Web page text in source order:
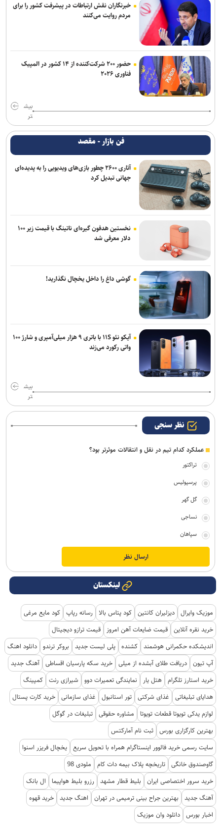
خبرنگاران نقش ارتباطات در پیشرفت کشور را برای
مردم روایت می‌کنند
حضور ۲۰۰ شرکت‌کننده از ۱۴ کشور در المپیک
فناوری ۲۰۲۶
بیش
تر
فن بازار - مقصد
آتاری ۲۶۰۰ چطور بازی‌های ویدیویی را به پدیده‌ای
جهانی تبدیل کرد
نخستین هدفون گیره‌ای ناتینگ با قیمت زیر ۱۰۰
دلار معرفی شد
گوشی داغ را داخل یخچال نگذارید!
آیکو نئو ۱۱S با باتری ۹ هزار میلی‌آمپری و شارژ ۱۰۰
واتی رکورد می‌زند
بیش
تر
نظر سنجی
عملکرد کدام تیم در نقل و انتقالات موثرتر بود؟
تراکتور
پرسپولیس
گل گهر
نساجی
سپاهان
لینکستان
موزیک وایرال دیزلیران کانتین کود پتاس بالا رسانه رپاپ کود مایع مرغی
خرید نقره آنلاین قیمت ضایعات آهن امروز
قیمت ترازو دیجیتال
اندیشکده حکمرانی هوشمند کشنده پلی لیست جدید بروکر ترندو دانلود اهنگ
آپ تیون دریافت طلای آبشده از میلی خرید سکه پارسیان اقساطی آهنگ جدید
خرید استارز تلگرام هتل یار نمایندگی تعمیرات دوو شیرازی رنت کمپینگ
هدایای تبلیغاتی
غذای شرکتی تور استانبول غذای سازمانی خرید کارت پستال
لوازم یدکی تویوتا قطعات تویوتا
مشاوره حقوقی تبلیغات در گوگل
بهترین کارگزاری بورس ثبت نام آمارکتس
سایت رسمی خرید فالوور اینستاگرام همراه با تحویل سریع یخچال فریزر اسنوا
گاوصندوق خانگی تاریخچه پلاک بیمه دات کام
ملودی 98
خرید سرور اختصاصی ایران
بلیط قطار مشهد رزرو بلیط هواپیما
ال بانک
آهنگ جدید
بهترین جراح بینی ترمیمی در تهران اهنگ جدید خرید قهوه
اخبار بورس دانلود وان موزیک